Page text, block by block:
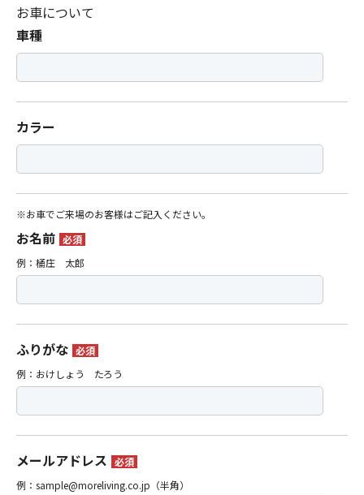
お車について
車種
カラー
※お車でご来場のお客様はご記入ください。
お名前 必須
例：桶庄 太郎
ふりがな 必須
例：おけしょう たろう
メールアドレス 必須
例：sample@moreliving.co.jp（半角）